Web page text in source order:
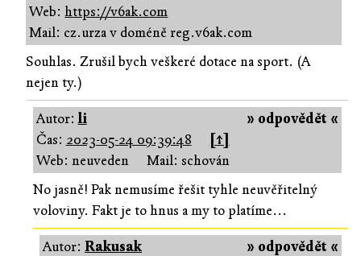
Web:https://v6ak.com
Mail: cz.urza v doméně reg.v6ak.com
Souhlas. Zrušil bych veškeré dotace na sport. (A
nejen ty.)
» odpovědět «
Autor:li
Čas: 2023-05-24 09:39:48
[↑]
Web: neuveden
Mail: schován
No jasně! Pak nemusíme řešit tyhle neuvěřitelný
voloviny. Fakt je to hnus a my to platíme...
» odpovědět «
Autor: Rakusak